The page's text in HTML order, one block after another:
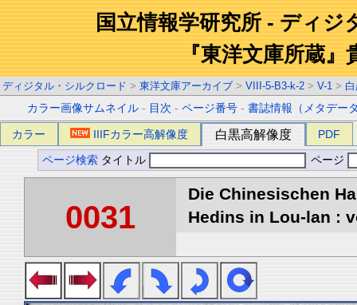
国立情報学研究所 - ディジ
『東洋文庫所蔵』
ディジタル・シルクロード > 東洋文庫アーカイブ > VIII-5-B3-k-2 > V-1 >
カラー画像サムネイル - 目次 -ページ番号 -書誌情報（メタデー
カラー IIIFカラー高解像度 白黒高解像度 PDF
ページ検索 タイトル ページ
0031
Die Chinesischen
Hedins in Lou-lan :